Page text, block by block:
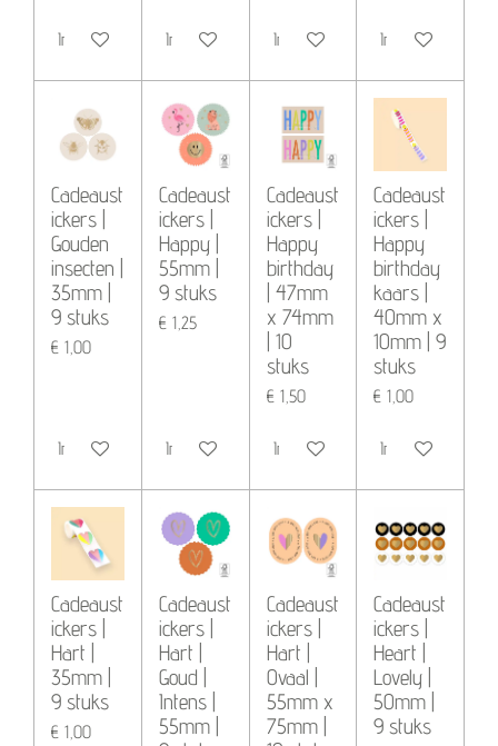
In winkelwagen In winkelwagen In winkelwagen In winkelwagen
Cadeaust
ickers |
Gouden
insecten |
35mm |
9 stuks
€ 1,00
In winkelwagen
Cadeaust
ickers |
Happy |
55mm |
9 stuks
€ 1,25
In winkelwagen
Cadeaust
ickers |
Happy
birthday
| 47mm
x 74mm
| 10
stuks
€ 1,50
In winkelwagen
Cadeaust
ickers |
Happy
birthday
kaars |
40mm x
10mm | 9
stuks
€ 1,00
In winkelwagen
Cadeaust
ickers |
Hart |
35mm |
9 stuks
€ 1,00
Cadeaust
ickers |
Hart |
Goud |
Intens |
55mm |
Cadeaust
ickers |
Hart |
Ovaal |
55mm x
75mm |
Cadeaust
ickers |
Heart |
Lovely |
50mm |
9 stuks